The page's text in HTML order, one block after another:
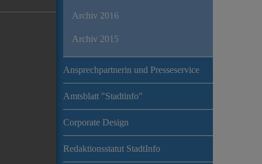
Archiv 2016
Archiv 2015
Ansprechpartnerin und Presseservice
Amtsblatt "Stadtinfo"
Corporate Design
Redaktionsstatut StadtInfo